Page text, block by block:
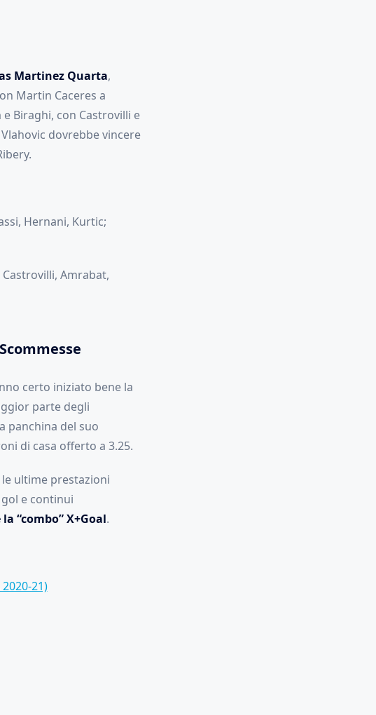
Martinez Quarta,
Martin Caceres a
Biraghi, con Castrovilli e
dovrebbe vincere
Hernani, Kurtic;
Amrabat,
certo iniziato bene la
parte degli
panchina del suo
di casa offerto a 3.25.
ultime prestazioni
e continui
“combo” X+Goal.
21)